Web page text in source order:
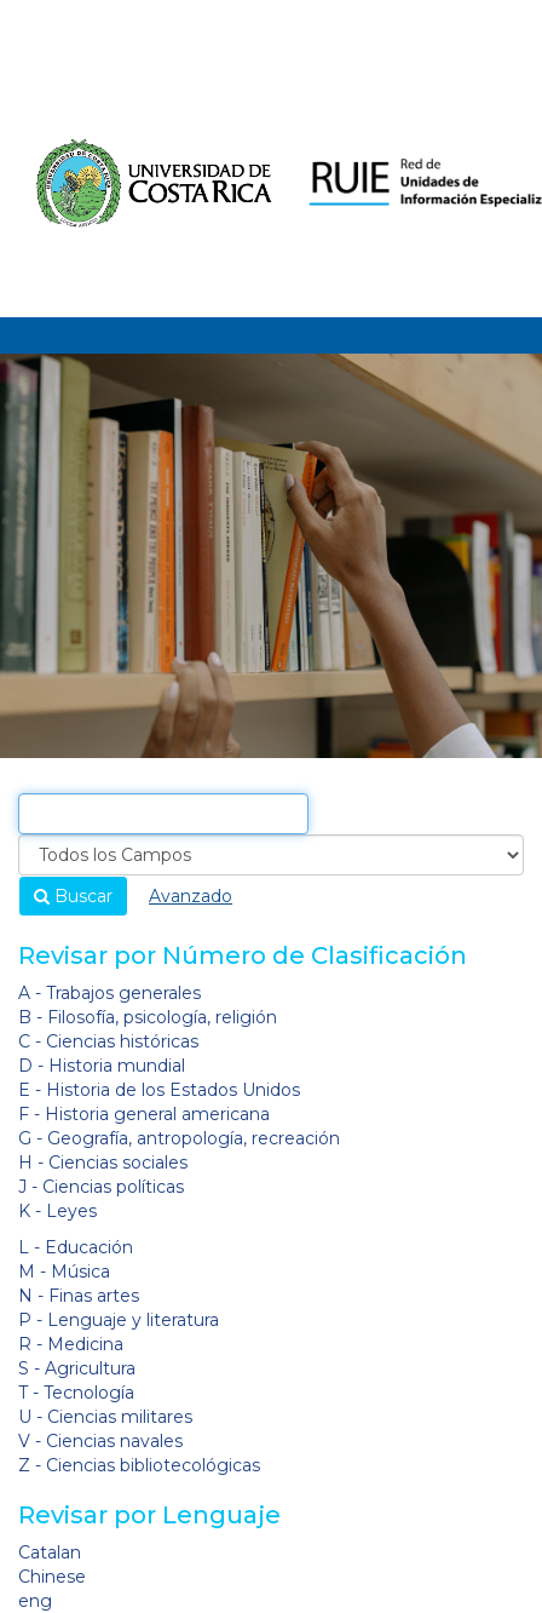
Buscar Avanzado
Revisar por Número de Clasificación
A - Trabajos generales
B - Filosofía, psicología, religión
C - Ciencias históricas
D - Historia mundial
E - Historia de los Estados Unidos
F - Historia general americana
G - Geografía, antropología, recreación
H - Ciencias sociales
J - Ciencias políticas
K - Leyes
L - Educación
M - Música
N - Finas artes
P - Lenguaje y literatura
R - Medicina
S - Agricultura
T - Tecnología
U - Ciencias militares
V - Ciencias navales
Z - Ciencias bibliotecológicas
Revisar por Lenguaje
Catalan
Chinese
eng